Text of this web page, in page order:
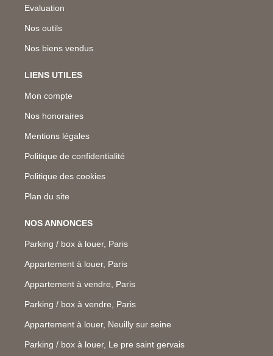
Evaluation
Nos outils
Nos biens vendus
LIENS UTILES
Mon compte
Nos honoraires
Mentions légales
Politique de confidentialité
Politique des cookies
Plan du site
NOS ANNONCES
Parking / box à louer, Paris
Appartement à louer, Paris
Appartement à vendre, Paris
Parking / box à vendre, Paris
Appartement à louer, Neuilly sur seine
Parking / box à louer, Le pre saint gervais